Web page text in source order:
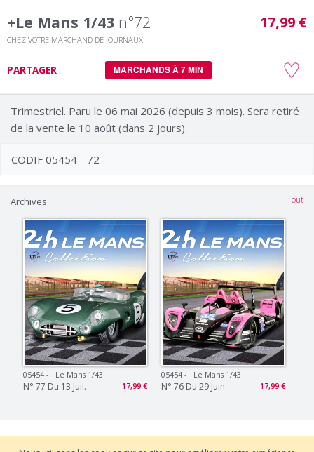
+le Mans 1/43 n°72
CHEZ VOTRE MARCHAND DE JOURNAUX
17,99 €
PARTAGER MARCHANDS À 7 MIN
Trimestriel. Paru le 06 mai 2026 (depuis 3 mois). Sera retiré
de la vente le 10 août (dans 2 jours).
CODIF 05454 - 72
Archives Tout
05454 - +le Mans 1/43
N° 77 Du 13 Juil. 17,99 €
05454 - +le Mans 1/43
N° 76 Du 29 Juin 17,99 €